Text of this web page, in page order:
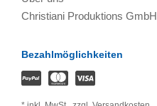
Christiani Produktions GmbH
Bezahlmöglichkeiten